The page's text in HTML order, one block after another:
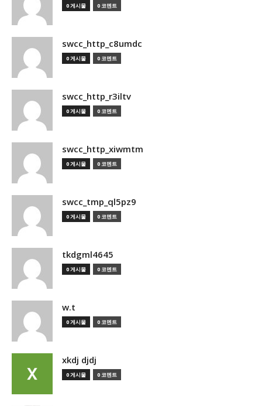
0 게시물 0 코멘트
swcc_http_c8umdc
0 게시물 0 코멘트
swcc_http_r3iltv
0 게시물 0 코멘트
swcc_http_xiwmtm
0 게시물 0 코멘트
swcc_tmp_ql5pz9
0 게시물 0 코멘트
tkdgml4645
0 게시물 0 코멘트
w.t
0 게시물 0 코멘트
xkdj djdj
0 게시물 0 코멘트